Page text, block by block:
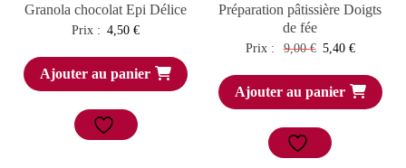
Granola chocolat Epi Délice
Prix : 4,50€
Ajouter au panier
Préparation pâtissière Doigts
de fée
Prix : 9,00€ Le
initial
9,00 €.
5,40 €Le
actuel
Ajouter au panier